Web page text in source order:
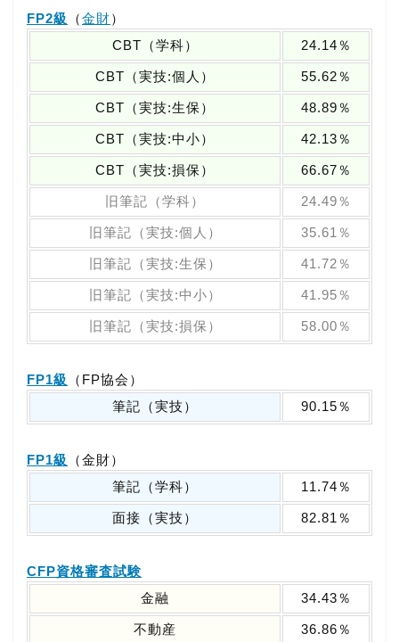
FP2級 （金財）
CBT（学科）
24.14％
CBT（実技:個人） 55.62％
CBT（実技:生保） 48.89％
CBT（実技:中小） 42.13％
CBT（実技:損保） 66.67％
旧筆記（学科） 24.49％
旧筆記（実技:個人） 35.61％
旧筆記（実技:生保） 41.72％
旧筆記（実技:中小） 41.95％
旧筆記（実技:損保） 58.00％
FP1級
（FP協会）
筆記（実技）
90.15％
FP1級
（金財）
筆記（学科）
11.74％
面接（実技） 82.81％
CFP資格審査試験
金融
34.43％
不動産 36.86％